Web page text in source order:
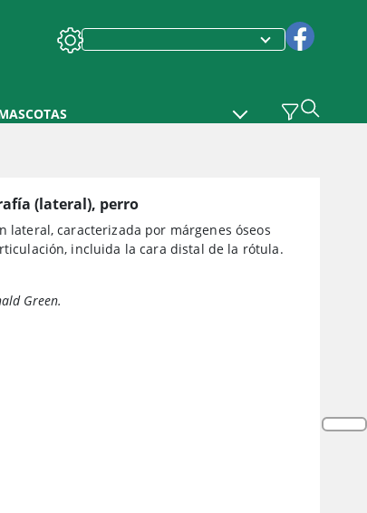
(lateral), perro
lateral, caracterizada por márgenes óseos
incluida la cara distal de la rótula.
Green.